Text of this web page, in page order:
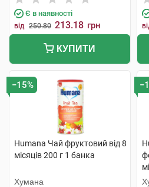
Є в наявності
від 250.80 213.18 грн
КУПИТИ
−15%
Humana Чай фруктовий від 8
місяців 200 г 1 банка
Хумана